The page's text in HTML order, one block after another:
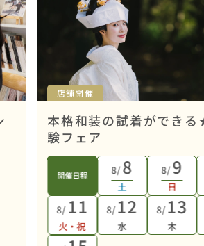
店舗開催
本格和装の試着ができ
験フェア
開催日程 8/8
土
8/9
日
8/ 11
火・祝
8/12
水
8/13
木